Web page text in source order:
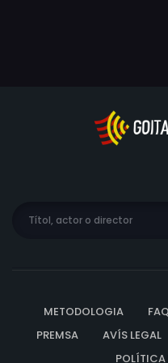
METODOLOGIA FAQ
PREMSA
AVÍS LEGAL
POLÍTICA